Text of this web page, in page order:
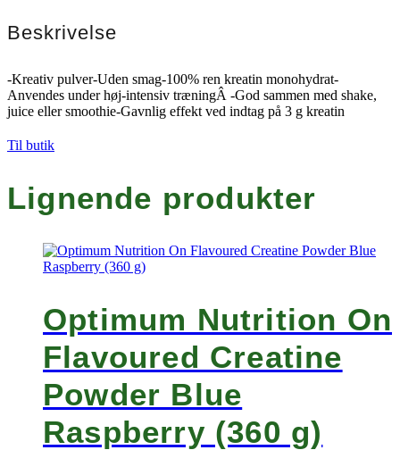
Beskrivelse
-Kreativ pulver-Uden smag-100% ren kreatin monohydrat-
Anvendes under høj-intensiv træningÂ -God sammen med shake,
juice eller smoothie-Gavnlig effekt ved indtag på 3 g kreatin
Til butik
Lignende produkter
Optimum Nutrition On
Flavoured Creatine
Powder Blue
Raspberry (360 g)